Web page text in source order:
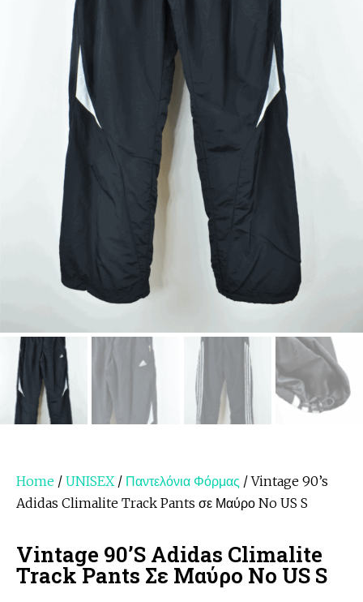
Home / UNISEX/ Παντελόνια Φόρμας / Vintage 90’s
Adidas Climalite Track Pants σε Μαύρο No US S
Vintage 90’s Adidas Climalite
Track Pants Σε Μαύρο No US S